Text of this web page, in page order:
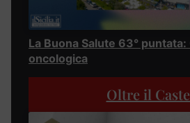
La Buona Salute 63°
oncologica
Oltre il